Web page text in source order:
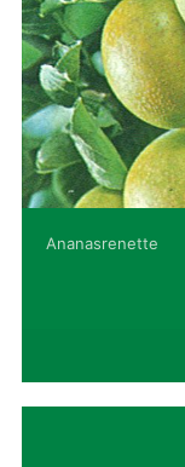
Ananasrenette